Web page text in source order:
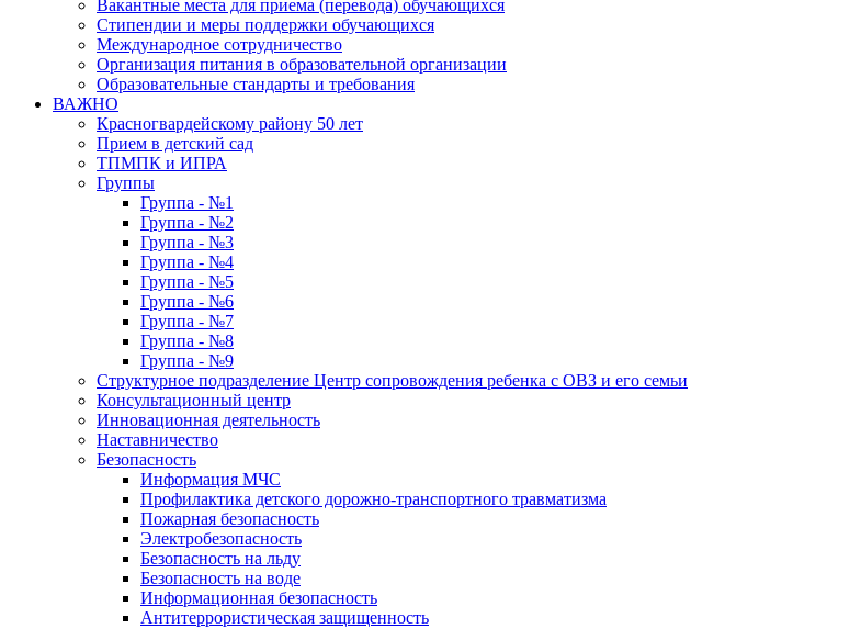
Вакантные места для приема (перевода) обучающихся
Стипендии и меры поддержки обучающихся
Международное сотрудничество
Организация питания в образовательной организации
Образовательные стандарты и требования
ВАЖНО
Красногвардейскому району 50 лет
Прием в детский сад
ТПМПК и ИПРА
Группы
Группа - №1
Группа - №2
Группа - №3
Группа - №4
Группа - №5
Группа - №6
Группа - №7
Группа - №8
Группа - №9
Структурное подразделение Центр сопровождения ребенка с ОВЗ и его семьи
Консультационный центр
Инновационная деятельность
Наставничество
Безопасность
Информация МЧС
Профилактика детского дорожно-транспортного травматизма
Пожарная безопасность
Электробезопасность
Безопасность на льду
Безопасность на воде
Информационная безопасность
Антитеррористическая защищенность